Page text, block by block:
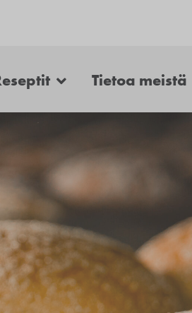
Tietoa meistä